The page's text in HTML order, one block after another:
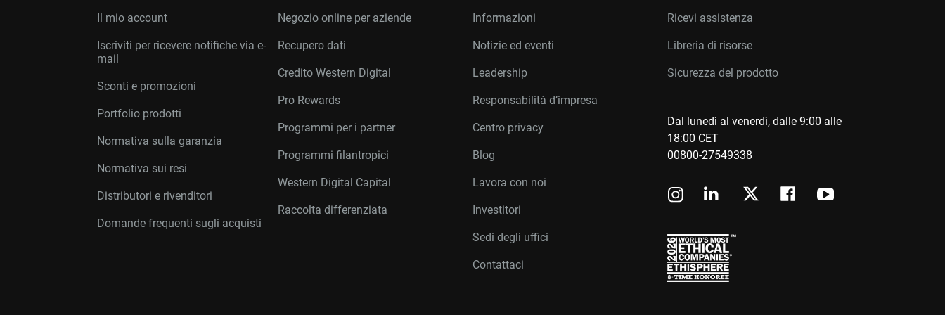
Il mio account
Iscriviti per ricevere notifiche via e-
mail
Sconti e promozioni
Portfolio prodotti
Normativa sulla garanzia
Normativa sui resi
Distributori e rivenditori
Domande frequenti sugli acquisti
Negozio online per aziende
Recupero dati
Credito Western Digital
Pro Rewards
Programmi per i partner
Programmi filantropici
Western Digital Capital
Raccolta differenziata
Informazioni
Notizie ed eventi
Leadership
Responsabilità d’impresa
Centro privacy
Blog
Lavora con noi
Investitori
Sedi degli uffici
Contattaci
Ricevi assistenza
Libreria di risorse
Sicurezza del prodotto
Dal lunedì al venerdì, dalle 9:00 alle
18:00 CET
00800-27549338